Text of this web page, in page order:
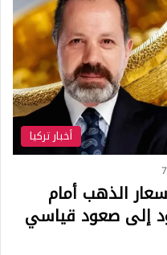
أخبار تركيا
7
الذهب أمام
إلى صعود قياسي